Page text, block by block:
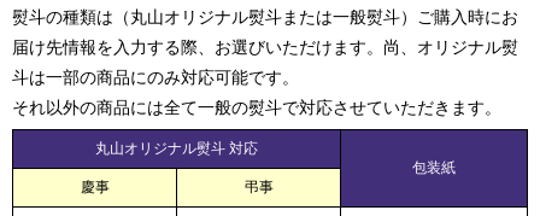
熨斗の種類は（丸山オリジナル熨斗または一般熨斗）ご購入時にお
届け先情報を入力する際、お選びいただけます。尚、オリジナル熨
斗は一部の商品にのみ対応可能です。
それ以外の商品には全て一般の熨斗で対応させていただきます。
丸山オリジナル熨斗 対応
包装紙
慶事
弔事